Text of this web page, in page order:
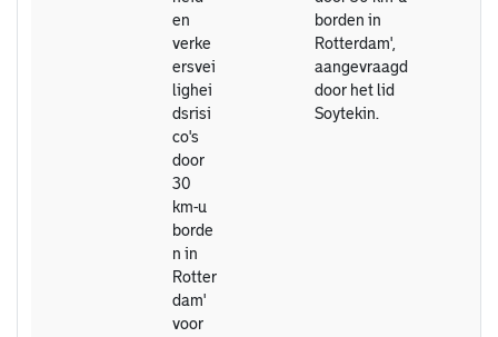
en
verke
ersvei
lighei
dsrisi
co's
door
30
km-u
borde
n in
Rotter
dam'
voor
borden in
Rotterdam',
aangevraagd
door het lid
Soytekin.